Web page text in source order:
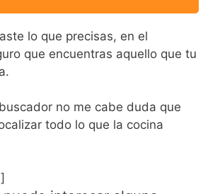
lo que precisas, en el
que encuentras aquello que tu
no me cabe duda que
todo lo que la cocina